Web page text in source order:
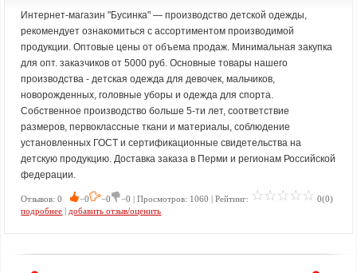
Интернет-магазин "Бусинка" — производство детской одежды,
рекомендует ознакомиться с ассортиментом производимой
продукции. Оптовые цены от объема продаж. Минимальная закупка
для опт. заказчиков от 5000 руб. Основные товары нашего
производства - детская одежда для девочек, мальчиков,
новорожденных, головные уборы и одежда для спорта.
Собственное производство больше 5-ти лет, соответствие
размеров, первоклассные ткани и материалы, соблюдение
установленных ГОСТ и сертификационные свидетельства на
детскую продукцию. Доставка заказа в Перми и регионам Российской
федерации.
Отзывов: 0 −0 −0 −0 | Просмотров: 1060 | Рейтинг:
0(0)
подробнее | добавить отзыв/оценить